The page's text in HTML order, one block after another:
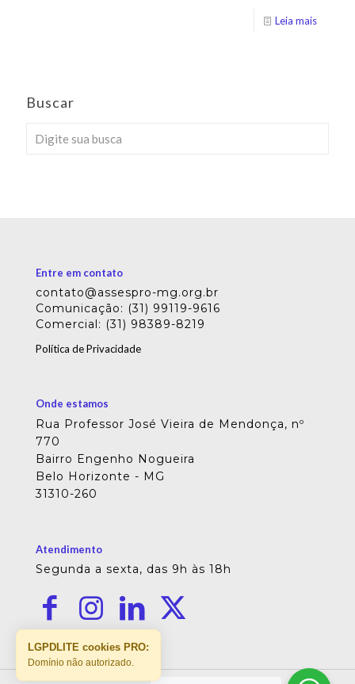
Leia mais
Buscar
Entre em contato
contato@assespro-mg.org.br
Comunicação: (31) 99119-9616
Comercial: (31) 98389-8219
Política de Privacidade
Onde estamos
Rua Professor José Vieira de Mendonça, nº
770
Bairro Engenho Nogueira
Belo Horizonte - MG
31310-260
Atendimento
Segunda a sexta, das 9h às 18h
LGPDLITE cookies PRO:
Domínio não autorizado.